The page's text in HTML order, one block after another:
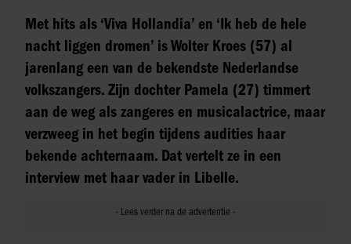
Met hits als ‘Viva Hollandia’ en ‘Ik heb de hele
nacht liggen dromen’ is Wolter Kroes (57) al
jarenlang een van de bekendste Nederlandse
volkszangers. Zijn dochter Pamela (27) timmert
aan de weg als zangeres en musicalactrice, maar
verzweeg in het begin tijdens audities haar
bekende achternaam. Dat vertelt ze in een
interview met haar vader in Libelle.